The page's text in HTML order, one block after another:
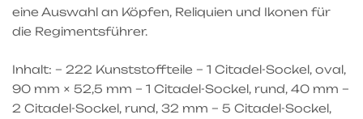
eine Auswahl an Köpfen, Reliquien und Ikonen für
die Regimentsführer.
Inhalt: – 222 Kunststoffteile – 1 Citadel-Sockel, oval,
90 mm × 52,5 mm – 1 Citadel-Sockel, rund, 40 mm –
2 Citadel-Sockel, rund, 32 mm – 5 Citadel-Sockel,